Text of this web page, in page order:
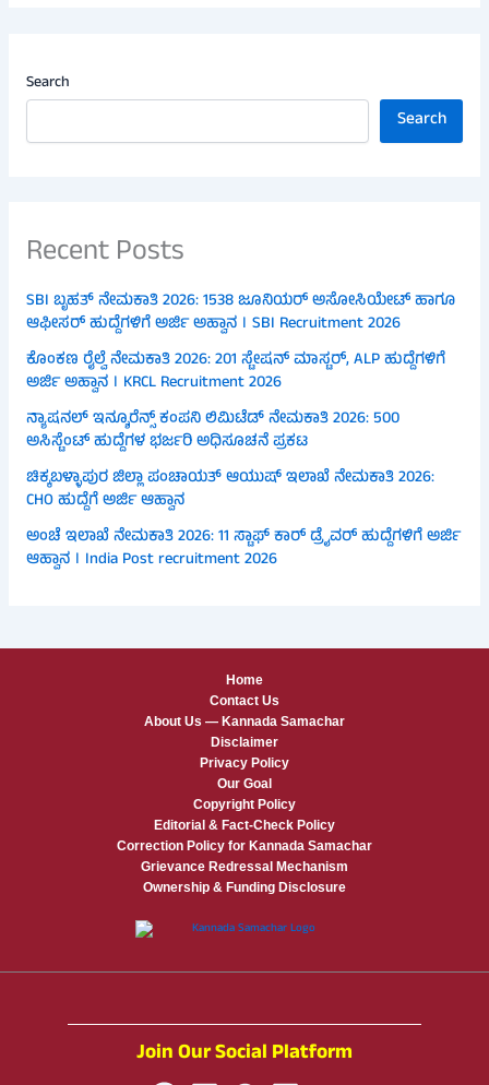
Search
Search
Recent Posts
SBI ಬೃಹತ್ ನೇಮಕಾತಿ 2026: 1538 ಜೂನಿಯರ್ ಅಸೋಸಿಯೇಟ್ ಹಾಗೂ
ಆಫೀಸರ್ ಹುದ್ದೆಗಳಿಗೆ ಅರ್ಜಿ ಅಹ್ವಾನ । SBI Recruitment 2026
ಕೊಂಕಣ ರೈಲ್ವೆ ನೇಮಕಾತಿ 2026: 201 ಸ್ಟೇಷನ್ ಮಾಸ್ಟರ್, ALP ಹುದ್ದೆಗಳಿಗೆ
ಅರ್ಜಿ ಅಹ್ವಾನ । KRCL Recruitment 2026
ನ್ಯಾಷನಲ್ ಇನ್ಶೂರೆನ್ಸ್ ಕಂಪನಿ ಲಿಮಿಟೆಡ್ ನೇಮಕಾತಿ 2026: 500
ಅಸಿಸ್ಟೆಂಟ್ ಹುದ್ದೆಗಳ ಭರ್ಜರಿ ಅಧಿಸೂಚನೆ ಪ್ರಕಟ
ಚಿಕ್ಕಬಳ್ಳಾಪುರ ಜಿಲ್ಲಾ ಪಂಚಾಯತ್ ಆಯುಷ್ ಇಲಾಖೆ ನೇಮಕಾತಿ 2026:
CHO ಹುದ್ದೆಗೆ ಅರ್ಜಿ ಆಹ್ವಾನ
ಅಂಚೆ ಇಲಾಖೆ ನೇಮಕಾತಿ 2026: 11 ಸ್ಟಾಫ್ ಕಾರ್ ಡ್ರೈವರ್ ಹುದ್ದೆಗಳಿಗೆ ಅರ್ಜಿ
ಆಹ್ವಾನ । India Post recruitment 2026
Home
Contact Us
About Us — Kannada Samachar
Disclaimer
Privacy Policy
Our Goal
Copyright Policy
Editorial & Fact-Check Policy
Correction Policy for Kannada Samachar
Grievance Redressal Mechanism
Ownership & Funding Disclosure
Join Our Social Platform